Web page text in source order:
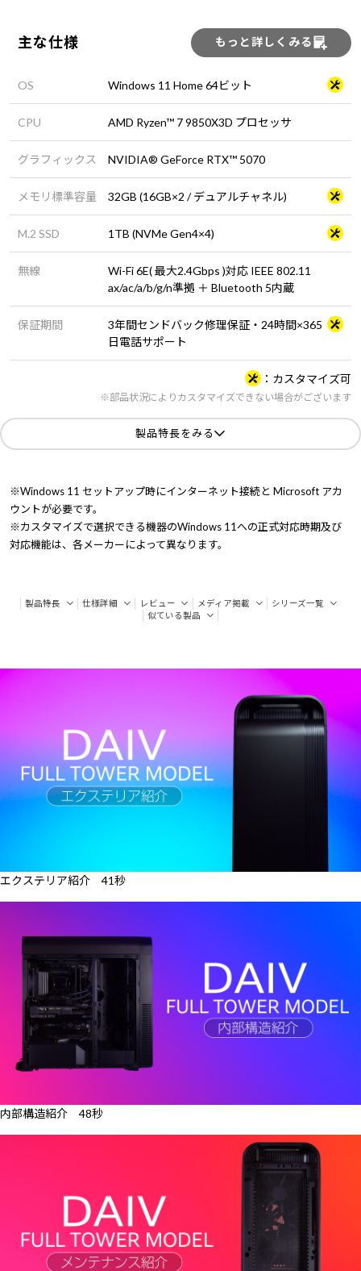
主な仕様 もっと詳しくみる
OS Windows 11 Home 64ビット
CPU AMD Ryzen™ 7 9850X3D プロセッサ
グラフィックス NVIDIA® GeForce RTX™ 5070
メモリ標準容量 32GB (16GB×2 / デュアルチャネル)
M.2 SSD 1TB (NVMe Gen4×4)
無線
Wi-Fi 6E( 最大2.4Gbps )対応 IEEE 802.11
ax/ac/a/b/g/n準拠 ＋ Bluetooth 5内蔵
保証期間
3年間センドバック修理保証・24時間×365
日電話サポート
カスタマイズ可
※部品状況によりカスタマイズできない場合がございます
製品特長をみる
※Windows 11 セットアップ時にインターネット接続と Microsoft アカ
ウントが必要です。
※カスタマイズで選択できる機器のWindows 11への正式対応時期及び
対応機能は、各メーカーによって異なります。
製品特長 仕様詳細 レビュー メディア掲載
シリーズ一覧
似ている製品
エクステリア紹介 41秒
内部構造紹介 48秒